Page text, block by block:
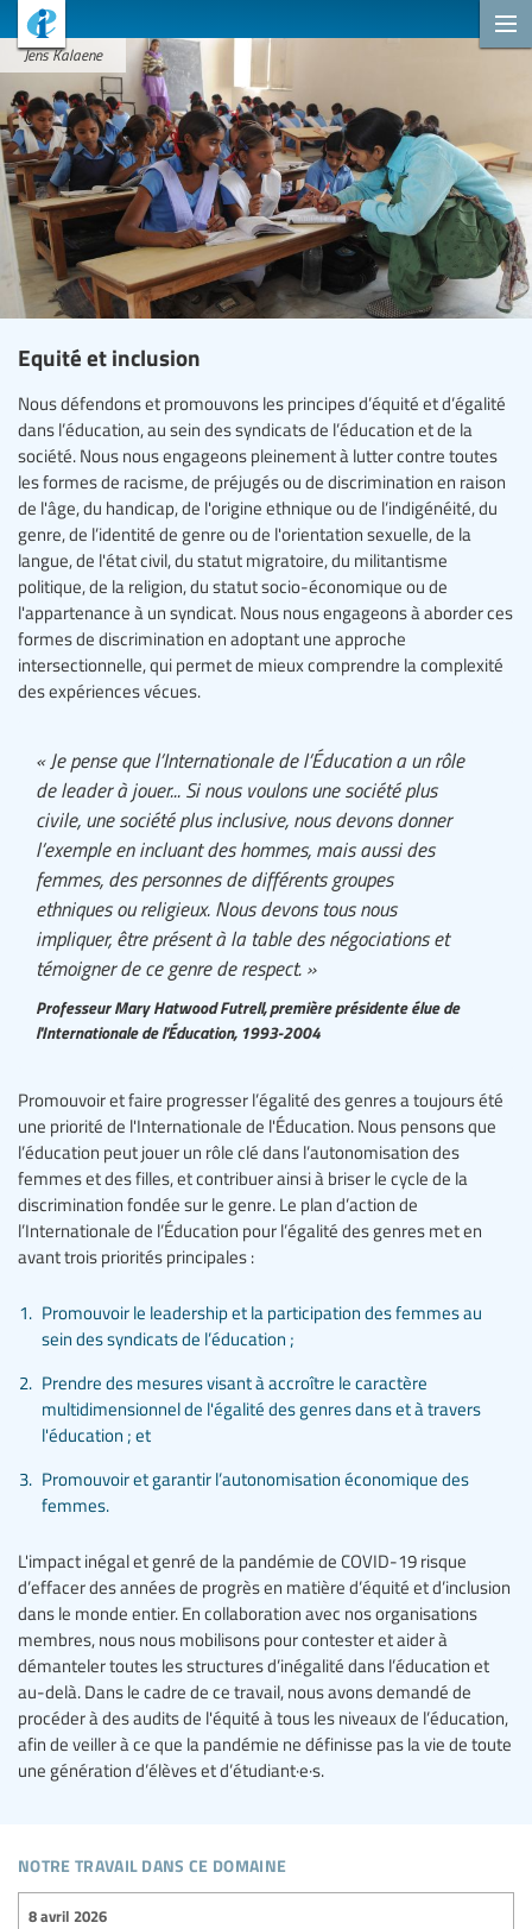
Jens Kalaene
Equité et inclusion
Nous défendons et promouvons les principes d’équité et d’égalité
dans l’éducation, au sein des syndicats de l’éducation et de la
société. Nous nous engageons pleinement à lutter contre toutes
les formes de racisme, de préjugés ou de discrimination en raison
de l'âge, du handicap, de l'origine ethnique ou de l’indigénéité, du
genre, de l’identité de genre ou de l'orientation sexuelle, de la
langue, de l'état civil, du statut migratoire, du militantisme
politique, de la religion, du statut socio-économique ou de
l'appartenance à un syndicat. Nous nous engageons à aborder ces
formes de discrimination en adoptant une approche
intersectionnelle, qui permet de mieux comprendre la complexité
des expériences vécues.
« Je pense que l’Internationale de l’Éducation a un rôle
de leader à jouer... Si nous voulons une société plus
civile, une société plus inclusive, nous devons donner
l’exemple en incluant des hommes, mais aussi des
femmes, des personnes de différents groupes
ethniques ou religieux. Nous devons tous nous
impliquer, être présent à la table des négociations et
témoigner de ce genre de respect. »
Professeur Mary Hatwood Futrell, première présidente élue de
l'Internationale de l’Éducation, 1993-2004
Promouvoir et faire progresser l’égalité des genres a toujours été
une priorité de l'Internationale de l'Éducation. Nous pensons que
l’éducation peut jouer un rôle clé dans l’autonomisation des
femmes et des filles, et contribuer ainsi à briser le cycle de la
discrimination fondée sur le genre. Le plan d’action de
l’Internationale de l’Éducation pour l’égalité des genres met en
avant trois priorités principales :
Promouvoir le leadership et la participation des femmes au
sein des syndicats de l’éducation ;
Prendre des mesures visant à accroître le caractère
multidimensionnel de l'égalité des genres dans et à travers
l'éducation ; et
Promouvoir et garantir l’autonomisation économique des
femmes.
L'impact inégal et genré de la pandémie de COVID-19 risque
d’effacer des années de progrès en matière d’équité et d’inclusion
dans le monde entier. En collaboration avec nos organisations
membres, nous nous mobilisons pour contester et aider à
démanteler toutes les structures d’inégalité dans l’éducation et
au-delà. Dans le cadre de ce travail, nous avons demandé de
procéder à des audits de l'équité à tous les niveaux de l’éducation,
afin de veiller à ce que la pandémie ne définisse pas la vie de toute
une génération d’élèves et d’étudiant·e·s.
notre travail dans ce domaine
8 avril 2026